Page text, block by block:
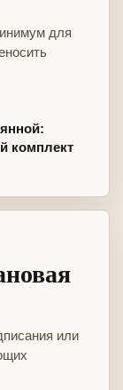
для
комплект
или